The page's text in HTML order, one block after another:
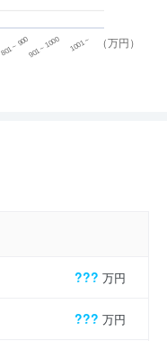
（万円）
801 ~ 900901 ~ 1000 1001 ~
??? 万円
??? 万円